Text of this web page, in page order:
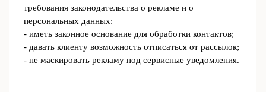
требования законодательства о рекламе и о
персональных данных:
- иметь законное основание для обработки контактов;
- давать клиенту возможность отписаться от рассылок;
- не маскировать рекламу под сервисные уведомления.